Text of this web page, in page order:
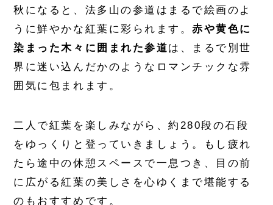
秋になると、法多山の参道はまるで絵画のよ
うに鮮やかな紅葉に彩られます。赤や黄色に
染まった木々に囲まれた参道は、まるで別世
界に迷い込んだかのようなロマンチックな雰
囲気に包まれます。
二人で紅葉を楽しみながら、約280段の石段
をゆっくりと登っていきましょう。もし疲れ
たら途中の休憩スペースで一息つき、目の前
に広がる紅葉の美しさを心ゆくまで堪能する
のもおすすめです。